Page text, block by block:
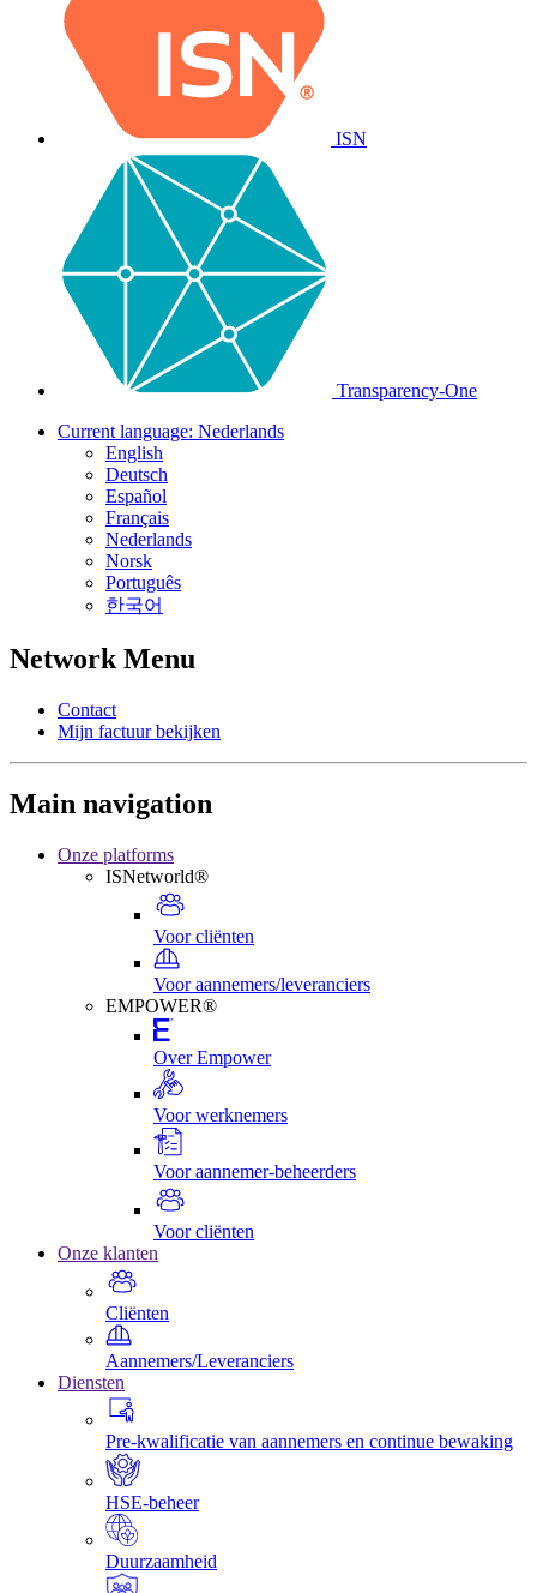
ISN
Transparency-One
Current language: Nederlands
English
Deutsch
Español
Français
Nederlands
Norsk
Português
한국어
Network Menu
Contact
Mijn factuur bekijken
Main navigation
Onze platforms
ISNetworld®
Voor cliënten
Voor aannemers/leveranciers
EMPOWER®
Over Empower
Voor werknemers
Voor aannemer-beheerders
Voor cliënten
Onze klanten
Cliënten
Aannemers/Leveranciers
Diensten
Pre-kwalificatie van aannemers en continue bewaking
HSE-beheer
Duurzaamheid